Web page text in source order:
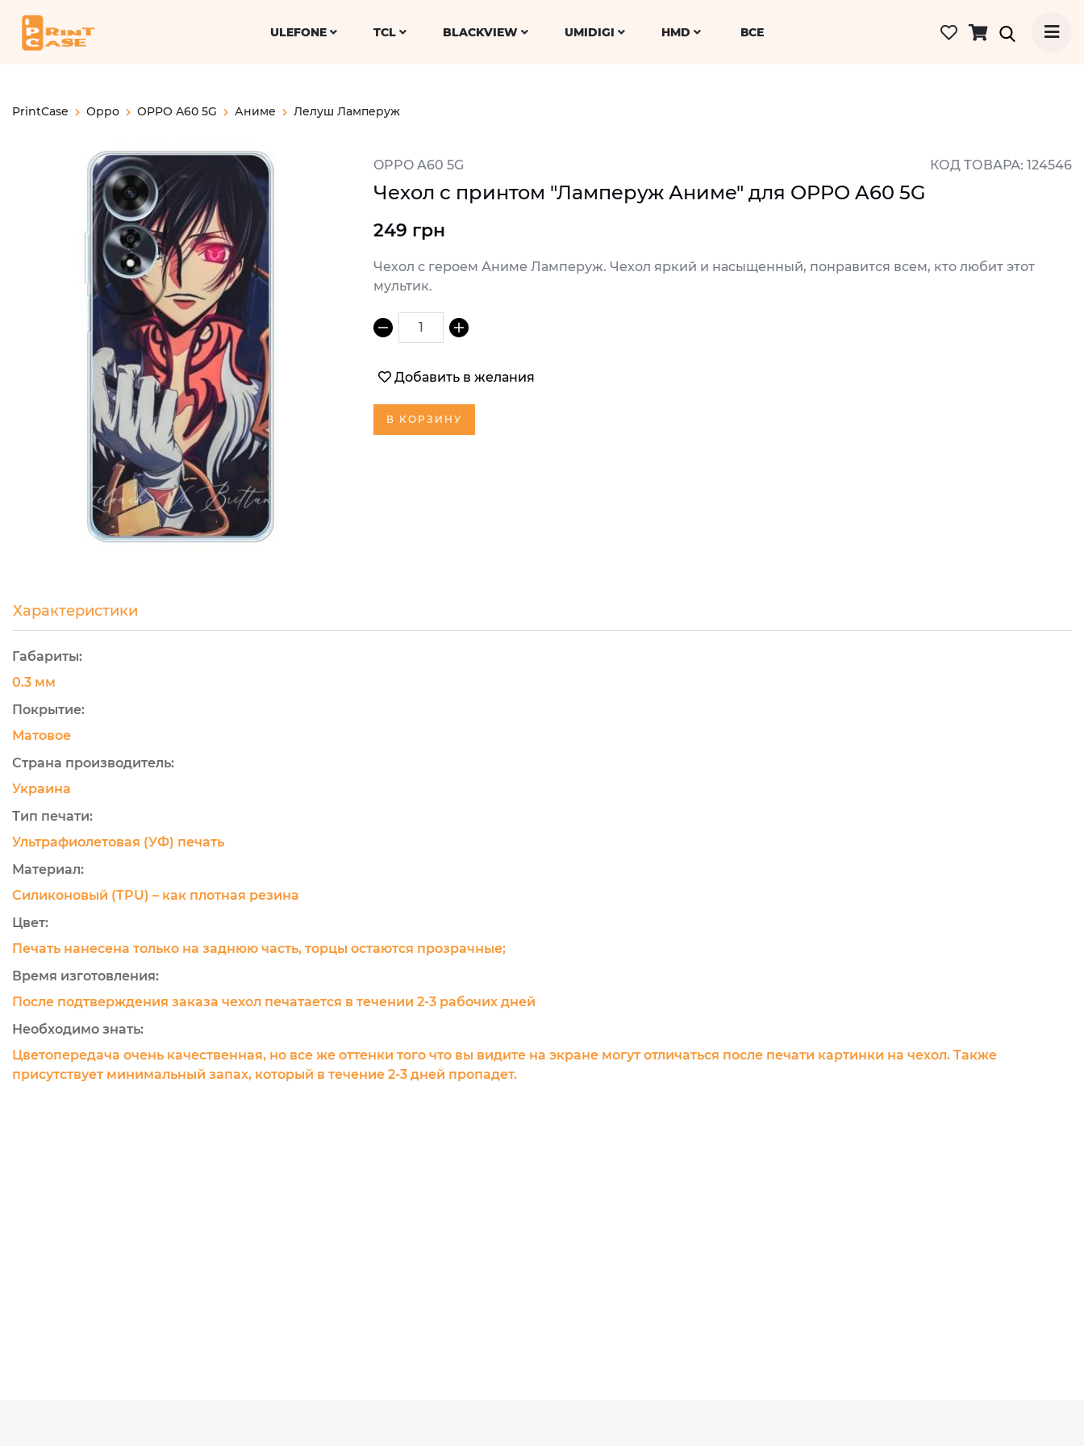
ULEFONE TCL BLACKVIEW UMIDIGI HMD ВСЕ
PrintCase Oppo OPPO A60 5G Аниме Лелуш Ламперуж
OPPO A60 5G КОД ТОВАРА: 124546
Чехол с принтом "Ламперуж Аниме" для OPPO A60 5G
249 грн
Чехол с героем Аниме Ламперуж. Чехол яркий и насыщенный, понравится всем, кто любит этот
мультик.
1
Добавить в желания
В КОРЗИНУ
Характеристики
Габариты:
0.3 мм
Покрытие:
Матовое
Страна производитель:
Украина
Тип печати:
Ультрафиолетовая (УФ) печать
Материал:
Силиконовый (TPU) – как плотная резина
Цвет:
Печать нанесена только на заднюю часть, торцы остаются прозрачные;
Время изготовления:
После подтверждения заказа чехол печатается в течении 2-3 рабочих дней
Необходимо знать:
Цветопередача очень качественная, но все же оттенки того что вы видите на экране могут отличаться после печати картинки на чехол. Также
присутствует минимальный запах, который в течение 2-3 дней пропадет.